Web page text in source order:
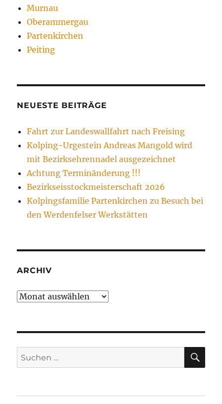
Murnau
Oberammergau
Partenkirchen
Peiting
NEUESTE BEITRÄGE
Fahrt zur Landeswallfahrt nach Freising
Kolping-Urgestein Andreas Mangold wird
mit Bezirksehrennadel ausgezeichnet
Achtung Terminänderung !!!
Bezirkseisstockmeisterschaft 2026
Kolpingsfamilie Partenkirchen zu Besuch bei
den Werdenfelser Werkstätten
ARCHIV
Archiv
Suchen
nach: